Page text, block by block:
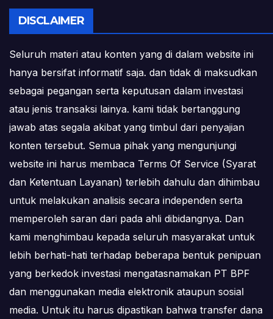
DISCLAIMER
Seluruh materi atau konten yang di dalam website ini
hanya bersifat informatif saja. dan tidak di maksudkan
sebagai pegangan serta keputusan dalam investasi
atau jenis transaksi lainya. kami tidak bertanggung
jawab atas segala akibat yang timbul dari penyajian
konten tersebut. Semua pihak yang mengunjungi
website ini harus membaca Terms Of Service (Syarat
dan Ketentuan Layanan) terlebih dahulu dan dihimbau
untuk melakukan analisis secara independen serta
memperoleh saran dari pada ahli dibidangnya. Dan
kami menghimbau kepada seluruh masyarakat untuk
lebih berhati-hati terhadap beberapa bentuk penipuan
yang berkedok investasi mengatasnamakan PT BPF
dan menggunakan media elektronik ataupun sosial
media. Untuk itu harus dipastikan bahwa transfer dana